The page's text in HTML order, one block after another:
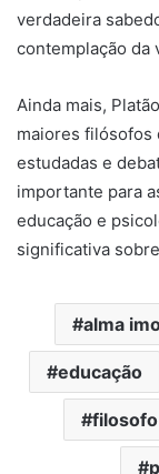
verdadeira
contemplação da
Ainda mais,
maiores filósofos
estudadas e
importante para
educação e
significativa
alma
educação
filosofo